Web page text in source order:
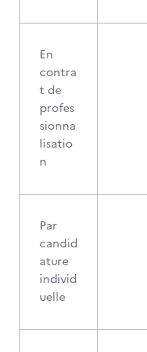
En
contra
t de
profes
sionna
lisatio
n
Par
candid
ature
individ
uelle